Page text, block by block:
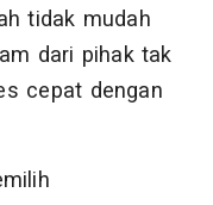
tidak mudah
dari pihak tak
cepat dengan